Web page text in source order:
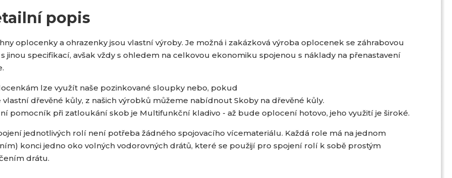
popis
oplocenky a ohrazenky jsou vlastní výroby. Je možná i zakázková výroba oplocenek se záhrabovou
jinou specifikací, avšak vždy s ohledem na celkovou ekonomiku spojenou s náklady na přenastavení
lze využít naše pozinkované sloupky nebo, pokud
vlastní dřevěné kůly, z našich výrobků můžeme nabídnout Skoby na dřevěné kůly.
pomocník při zatloukání skob je Multifunkční kladivo - až bude oplocení hotovo, jeho využití je široké.
jednotlivých rolí není potřeba žádného spojovacího vícemateriálu. Každá role má na jednom
konci jedno oko volných vodorovných drátů, které se použijí pro spojení rolí k sobě prostým
drátu.